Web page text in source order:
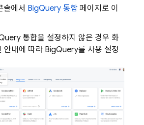
솔에서 BigQuery 통합 페이지로 이
통합을 설정하지 않은 경우 화
안내에 따라 BigQuery를 사용 설정